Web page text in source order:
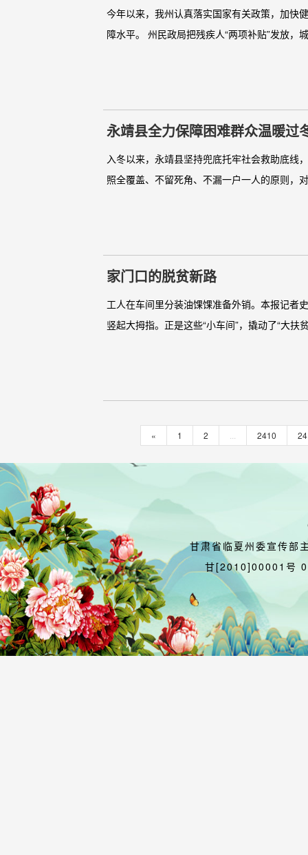
今年以来，我州认真落实国家有关政策，加快
障水平。 州民政局把残疾人“两项补贴”发放
永靖县全力保障困难群众温暖过
入冬以来，永靖县坚持兜底托牢社会救助底线
照全覆盖、不留死角、不漏一户一人的原则，
家门口的脱贫新路
工人在车间里分装油馃馃准备外销。本报记者
竖起大拇指。正是这些“小车间”，撬动了“大扶
« 1 2 2410
甘肃省临夏州委宣传部
甘[2010]00001号